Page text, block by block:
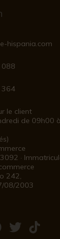
hispania.com
364
le client
de 09h00 à
·
242,
08/2003